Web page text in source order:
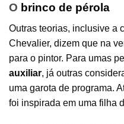
O brinco de pérola
Outras teorias, inclusive a
Chevalier, dizem que na
para o pintor. Para umas
auxiliar, já outras
uma garota de programa.
foi inspirada em uma filha